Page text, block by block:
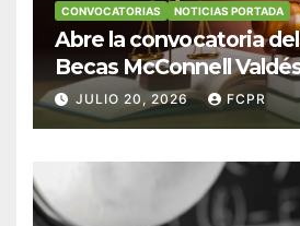
CONVOCATORIAS NOTICIAS PORTADA
Abre la convocatoria
Becas McConnell
Escudero Viera para
Derecho en Puerto Rico
JULIO 20, 2026 FCPR